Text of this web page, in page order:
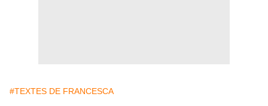
#TEXTES DE FRANCESCA